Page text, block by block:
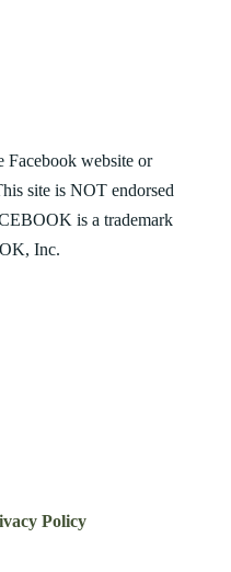
Facebook website or
site is NOT endorsed
is a trademark
Inc.
Policy